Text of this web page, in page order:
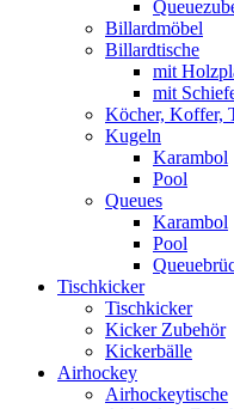
Billardmöbel
Billardtische
mit
mit
Köcher, Koffer,
Kugeln
Karambol
Pool
Queues
Karambol
Pool
Tischkicker
Tischkicker
Kicker Zubehör
Kickerbälle
Airhockey
Airhockeytische